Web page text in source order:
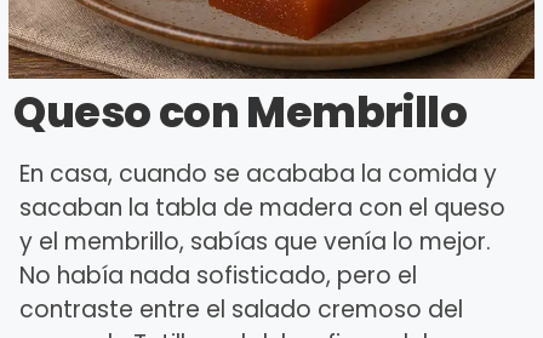
Queso con Membrillo
En casa, cuando se acababa la comida y
sacaban la tabla de madera con el queso
y el membrillo, sabías que venía lo mejor.
No había nada sofisticado, pero el
contraste entre el salado cremoso del